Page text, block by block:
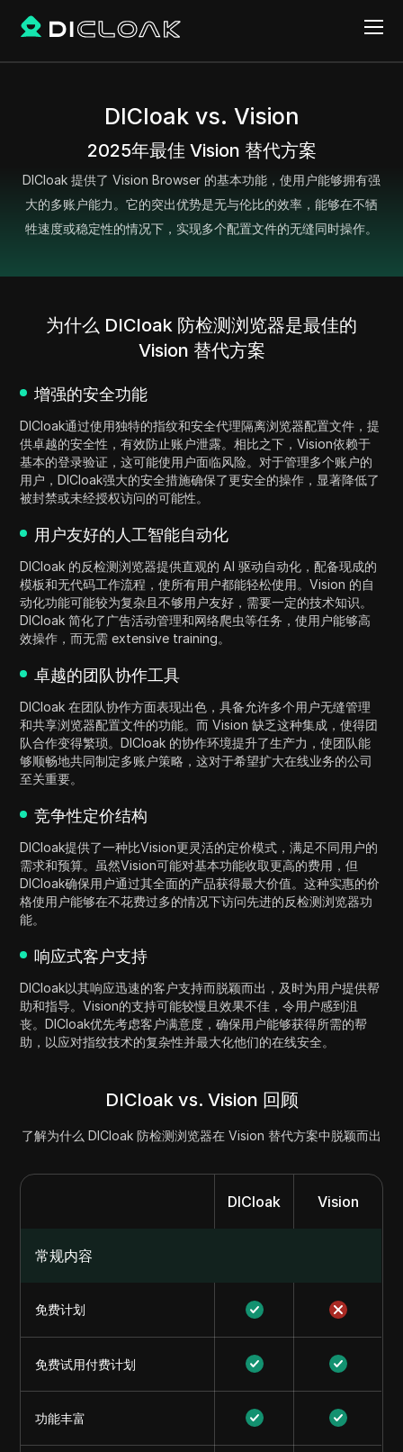
DICloak vs. Vision
2025年最佳 Vision 替代方案
DICloak 提供了 Vision Browser 的基本功能，使用户能够拥有强
大的多账户能力。它的突出优势是无与伦比的效率，能够在不牺
牲速度或稳定性的情况下，实现多个配置文件的无缝同时操作。
为什么 DICloak 防检测浏览器是最佳的
Vision 替代方案
增强的安全功能
DICloak通过使用独特的指纹和安全代理隔离浏览器配置文件，提
供卓越的安全性，有效防止账户泄露。相比之下，Vision依赖于
基本的登录验证，这可能使用户面临风险。对于管理多个账户的
用户，DICloak强大的安全措施确保了更安全的操作，显著降低了
被封禁或未经授权访问的可能性。
用户友好的人工智能自动化
DICloak 的反检测浏览器提供直观的 AI 驱动自动化，配备现成的
模板和无代码工作流程，使所有用户都能轻松使用。Vision 的自
动化功能可能较为复杂且不够用户友好，需要一定的技术知识。
DICloak 简化了广告活动管理和网络爬虫等任务，使用户能够高
效操作，而无需 extensive training。
卓越的团队协作工具
DICloak 在团队协作方面表现出色，具备允许多个用户无缝管理
和共享浏览器配置文件的功能。而 Vision 缺乏这种集成，使得团
队合作变得繁琐。DICloak 的协作环境提升了生产力，使团队能
够顺畅地共同制定多账户策略，这对于希望扩大在线业务的公司
至关重要。
竞争性定价结构
DICloak提供了一种比Vision更灵活的定价模式，满足不同用户的
需求和预算。虽然Vision可能对基本功能收取更高的费用，但
DICloak确保用户通过其全面的产品获得最大价值。这种实惠的价
格使用户能够在不花费过多的情况下访问先进的反检测浏览器功
能。
响应式客户支持
DICloak以其响应迅速的客户支持而脱颖而出，及时为用户提供帮
助和指导。Vision的支持可能较慢且效果不佳，令用户感到沮
丧。DICloak优先考虑客户满意度，确保用户能够获得所需的帮
助，以应对指纹技术的复杂性并最大化他们的在线安全。
DICloak vs. Vision 回顾
了解为什么 DICloak 防检测浏览器在 Vision 替代方案中脱颖而出
DICloak Vision
常规内容
免费计划
免费试用付费计划
功能丰富